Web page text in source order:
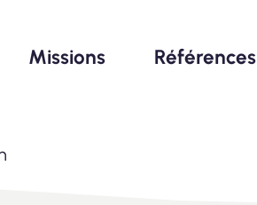
Missions Références